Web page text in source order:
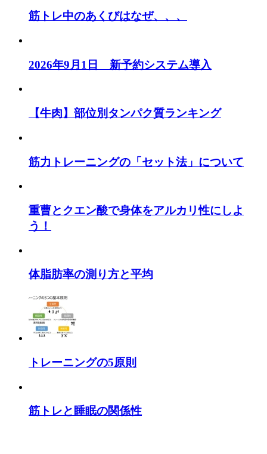
筋トレ中のあくびはなぜ、、、
2026年9月1日 新予約システム導入
【牛肉】部位別タンパク質ランキング
筋力トレーニングの「セット法」について
重曹とクエン酸で身体をアルカリ性にしよ
う！
体脂肪率の測り方と平均
トレーニングの5原則
筋トレと睡眠の関係性